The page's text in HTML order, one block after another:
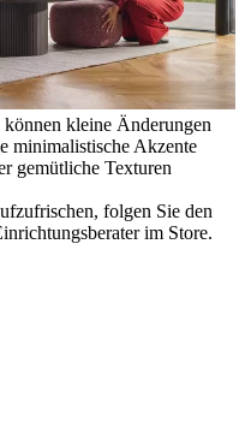
kleine Änderungen
minimalistische Akzente
gemütliche Texturen
folgen Sie den
im Store.